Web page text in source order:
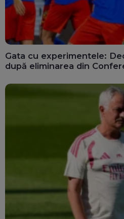
Gata cu experimentele:
după eliminarea din